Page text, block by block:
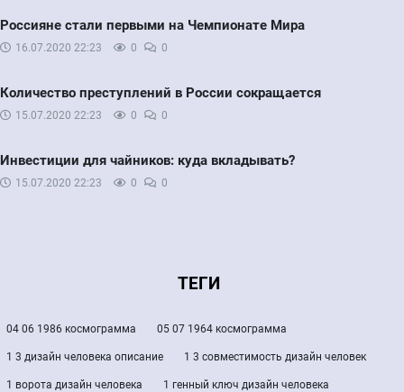
Россияне стали первыми на Чемпионате Мира
16.07.2020 22:23 0 0
Количество преступлений в России сокращается
15.07.2020 22:23 0 0
Инвестиции для чайников: куда вкладывать?
15.07.2020 22:23 0 0
ТЕГИ
04 06 1986 космограмма 05 07 1964 космограмма
1 3 дизайн человека описание 1 3 совместимость дизайн человек
1 ворота дизайн человека 1 генный ключ дизайн человека